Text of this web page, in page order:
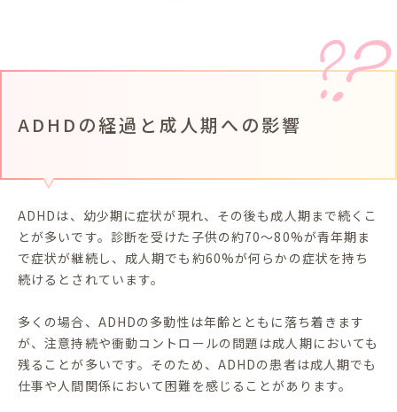
ADHDの経過と成人期への影響
ADHDは、幼少期に症状が現れ、その後も成人期まで続くこ
とが多いです。診断を受けた子供の約70～80%が青年期ま
で症状が継続し、成人期でも約60%が何らかの症状を持ち
続けるとされています。
多くの場合、ADHDの多動性は年齢とともに落ち着きます
が、注意持続や衝動コントロールの問題は成人期においても
残ることが多いです。そのため、ADHDの患者は成人期でも
仕事や人間関係において困難を感じることがあります。